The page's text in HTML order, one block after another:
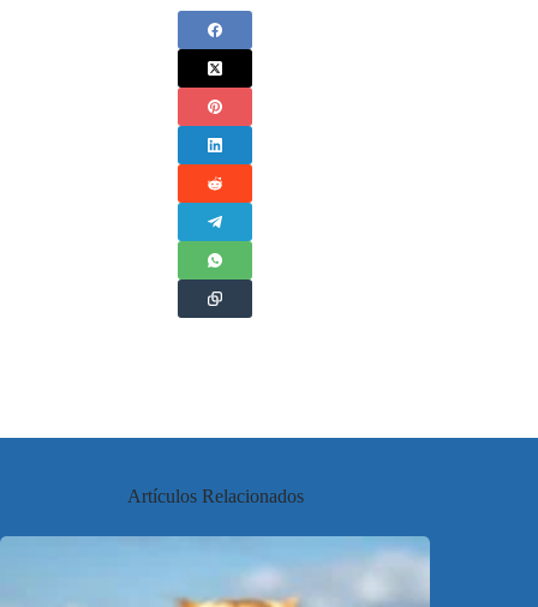
Artículos Relacionados